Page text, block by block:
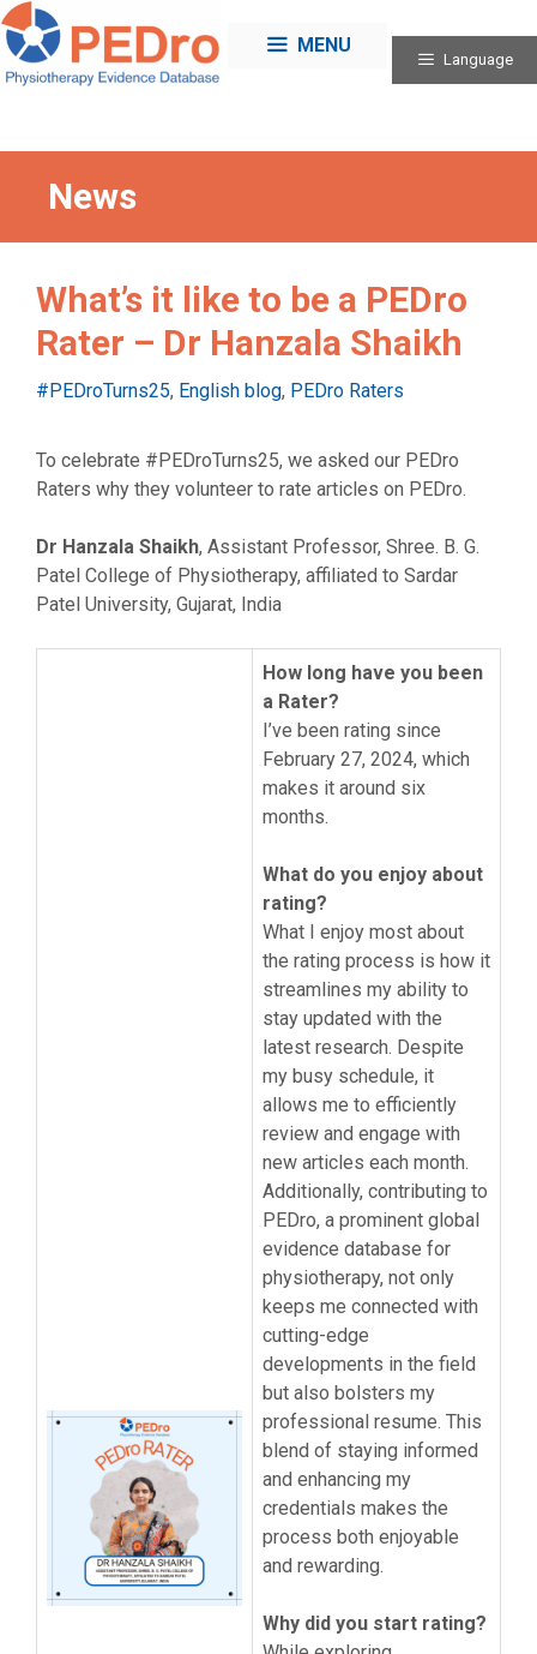
Skip
to
content
MENU
Language
News
What’s it like to be a PEDro
Rater – Dr Hanzala Shaikh
Categories
#PEDroTurns25, English blog, PEDro Raters
To celebrate #PEDroTurns25, we asked our PEDro
Raters why they volunteer to rate articles on PEDro.
Dr Hanzala Shaikh, Assistant Professor, Shree. B. G.
Patel College of Physiotherapy, affiliated to Sardar
Patel University, Gujarat, India
How long have you been
a Rater?
I’ve been rating since
February 27, 2024, which
makes it around six
months.
What do you enjoy about
rating?
What I enjoy most about
the rating process is how it
streamlines my ability to
stay updated with the
latest research. Despite
my busy schedule, it
allows me to efficiently
review and engage with
new articles each month.
Additionally, contributing to
PEDro, a prominent global
evidence database for
physiotherapy, not only
keeps me connected with
cutting-edge
developments in the field
but also bolsters my
professional resume. This
blend of staying informed
and enhancing my
credentials makes the
process both enjoyable
and rewarding.
Why did you start rating?